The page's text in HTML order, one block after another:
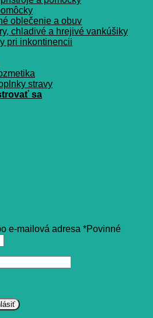
oblečenie a obuv
chladivé a hrejivé vankúšiky
pri inkontinencii
stravy
sa
e-mailová adresa *Povinné